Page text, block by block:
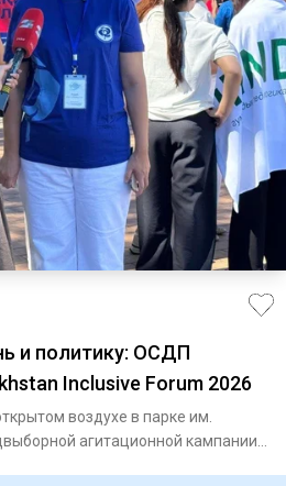
и политику: ОСДП
Inclusive Forum 2026
воздухе в парке им.
агитационной кампании